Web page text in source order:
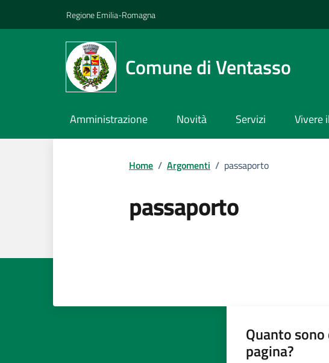
Regione Emilia-Romagna
Comune di Ventasso
Amministrazione Novità Servizi Vivere
Home / Argomenti / passaporto
passaporto
Quanto
pagina?